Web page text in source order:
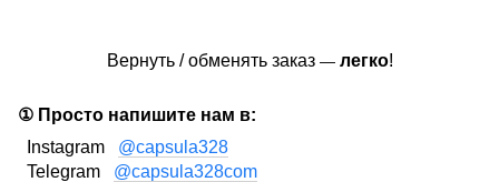
Вернуть / обменять заказ — легко!
① Просто напишите нам в:
Instagram @capsula328
Telegram @capsula328com